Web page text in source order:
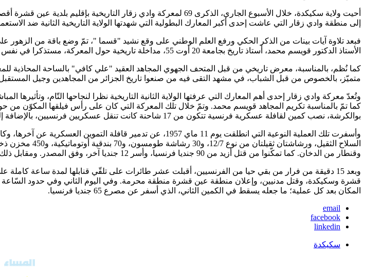
إلى منطقة وادي زقار التي عاشت إحدى أكبر المعارك البطولية التي شهدتها الولاية التاريخية الثانية ضد
فبعد تلاوة آيات بينات من الذكر الحكي ورفع العلم الوطني على وقع نشيد "قسما "، تمّ وضع باقة من الزهور
الأستاذ الدكتور قويسم محمد، أستاذ تاريخ بجامعة 20 أوت 55، مداخلة تاريخية حول المعركة، مستذكرا في نفس الوقت، مآثر الشهداء.
كما نُظم، بالمناسبة، معرض تاريخي من قبل المتحف الجهوي المجاهد العقيد "علي كافي" بالساحة المحاذية
متميّز، بالخصوص من قبل الشباب، في مشهد التقى فيه من صنعوا تاريخ الجزائر من المجاهدين وجيل
وتُعدّ معركة وادي زقار إحدى أهم المعارك التي عرفتها الولاية الثانية التاريخية نظرا لنجاحها التّام،
بوالكرشة، نصب كمين لقافلة عسكرية فرنسية تتكون من 17 شاحنة كانت تنقل عسكريين فرنسيين، بالإضافة إلى سبع دبابات، وسبع سيارات عسكرية أخرى كانت قادمة من سكيكدة باتجاه عين قشرة.
وأسفرت تلك العملية النوعية التي انطلقت يوم 11 ماي 1957، عن
وقنطار من الدخان. كما تمكّنوا من قتل أزيد من 90 جنديا فرنسيا، وأسر 12 جنديا آخر، وفق المصدر. ومقابل ذلك، لم تشهد المعركة سوى استشهاد 3 مجاهدين، وإصابة أربعة آخرين بجروح.
وبعد 15 دقيقة من فرار من بقي حيا من الفرنسيين، أقبلت عشر طائرات على تلقّي قنابلها لمدة ساعة
قشرة وسكيكدة، وقتل مدنيين، وإعلان منطقة عين قشرة منطقة محرمة. وفي اليوم الثاني وفي حدود
المكان بعد كل عملية؛ ما جعله يسقط في الكمين الثاني، الذي أسفر عن مصرع 65 جنديا فرنسيا.
email
facebook
linkedin
سكيكدة